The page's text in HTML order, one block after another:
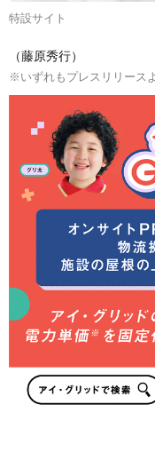
特設サイト
（藤原秀行）
※いずれもプレスリリース